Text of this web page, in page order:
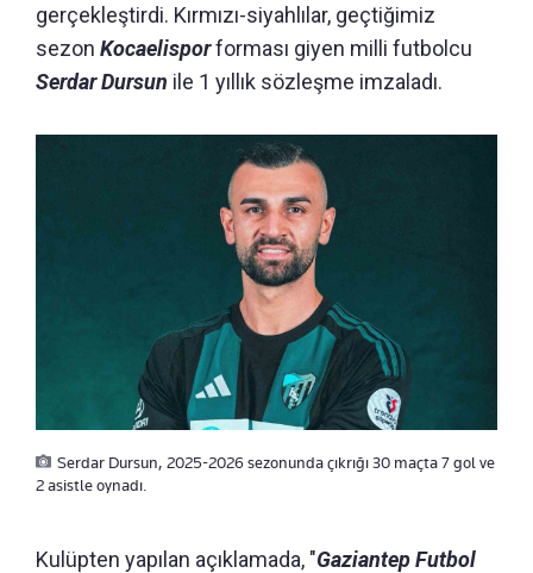
gerçekleştirdi. Kırmızı-siyahlılar, geçtiğimiz
sezon Kocaelisporforması giyen milli futbolcu
Serdar Dursun ile 1 yıllık sözleşme imzaladı.
Serdar Dursun, 2025-2026 sezonunda çıkrığı 30 maçta 7 gol ve
2 asistle oynadı.
Kulüpten yapılan açıklamada, "Gaziantep Futbol